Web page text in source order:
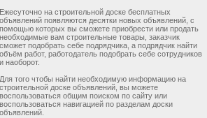
Ежесуточно на строительной доске бесплатных
объявлений появляются десятки новых объявлений, с
помощью которых вы сможете приобрести или продать
необходимые вам строительные товары, заказчик
сможет подобрать себе подрядчика, а подрядчик найти
объём работ, работодатель подобрать себе сотрудников
и наоборот.
Для того чтобы найти необходимую информацию на
строительной доске объявлений, вы можете
воспользоваться общим поиском по сайту или
воспользоваться навигацией по разделам доски
объявлений.